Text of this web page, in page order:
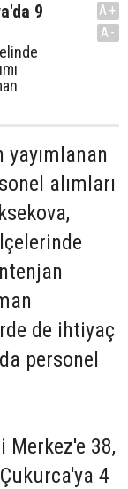
9
A+
A-
yayımlanan
alımları
de ihtiyaç
personel
Merkez'e 38,
4